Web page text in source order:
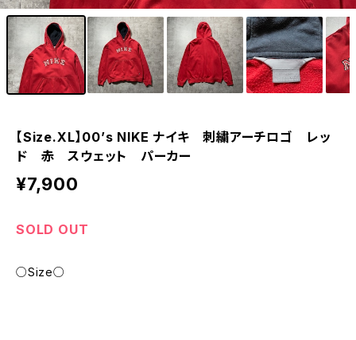
【Size.XL】00’s NIKE ナイキ 刺繍アーチロゴ レッ
ド 赤 スウェット パーカー
¥7,900
SOLD OUT
○Size○